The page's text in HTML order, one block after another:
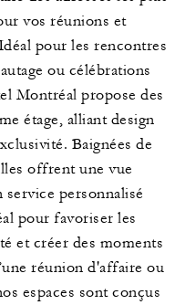
vos réunions et
pour les rencontres
ou célébrations
Montréal propose des
étage, alliant design
Baignées de
offrent une vue
personnalisé
pour favoriser les
et créer des moments
réunion d'affaire ou
espaces sont conçus